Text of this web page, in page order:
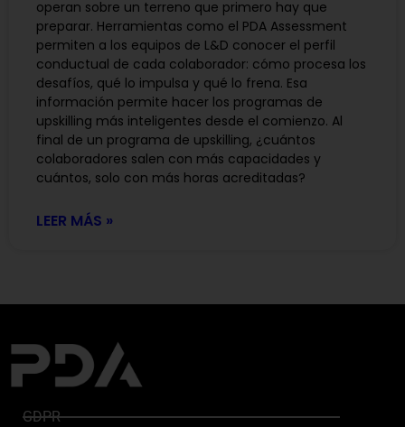
operan sobre un terreno que primero hay que
preparar. Herramientas como el PDA Assessment
permiten a los equipos de L&D conocer el perfil
conductual de cada colaborador: cómo procesa los
desafíos, qué lo impulsa y qué lo frena. Esa
información permite hacer los programas de
upskilling más inteligentes desde el comienzo. Al
final de un programa de upskilling, ¿cuántos
colaboradores salen con más capacidades y
cuántos, solo con más horas acreditadas?
LEER MÁS »
GDPR